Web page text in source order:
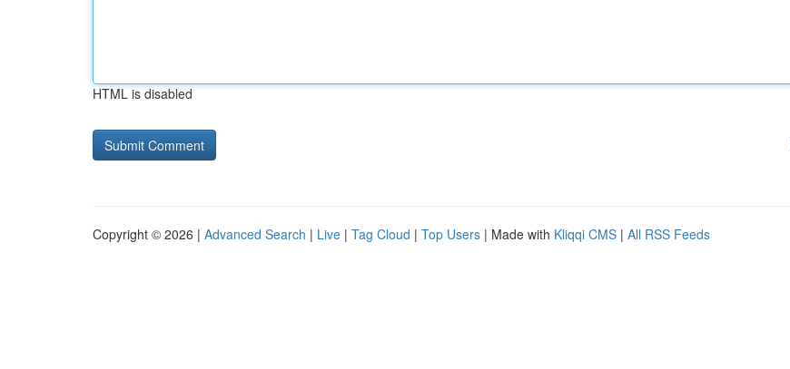
HTML is disabled
Copyright © 2026 | Advanced Search | Live | Tag Cloud | Top Users | Made with Kliqqi CMS | All RSS Feeds